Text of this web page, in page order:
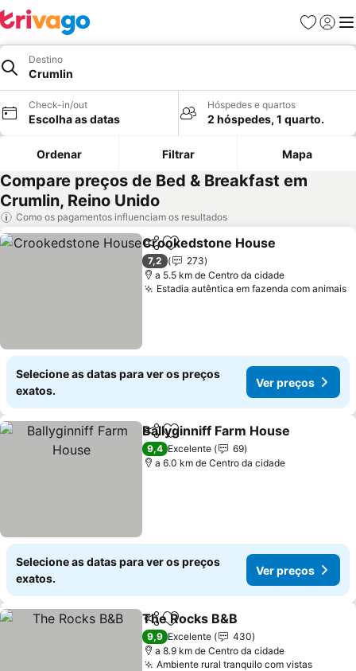
Favoritos
Iniciar
Destino
Crumlin
Check-in/out
Escolha as datas
Hóspedes e quartos
2 hóspedes, 1 quarto.
Ordenar Filtrar Mapa
Compare preços de Bed & Breakfast em
Crumlin, Reino Unido
Como os pagamentos influenciam os resultados
PartilharAdicionar aos favoritos
Crookedstone House
7,2
273
a 5.5 km de Centro da cidade
Estadia autêntica em fazenda com animais
Selecione as datas para ver os preços
exatos.
Ver preços
PartilharAdicionar aos favoritos
Ballyginniff Farm House
9,4 Excelente
69
a 6.0 km de Centro da cidade
Selecione as datas para ver os preços
exatos.
Ver preços
PartilharAdicionar aos favoritos
The Rocks B&B
9,9 Excelente
430
a 8.9 km de Centro da cidade
Ambiente rural tranquilo com vistas